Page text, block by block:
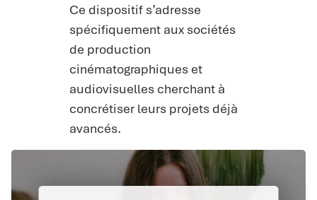
Ce dispositif s’adresse
spécifiquement aux sociétés
de production
cinématographiques et
audiovisuelles cherchant à
concrétiser leurs projets déjà
avancés.